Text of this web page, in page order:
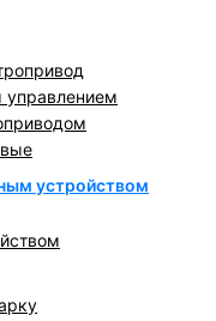
устройством